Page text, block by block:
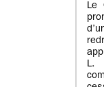
Le
L.